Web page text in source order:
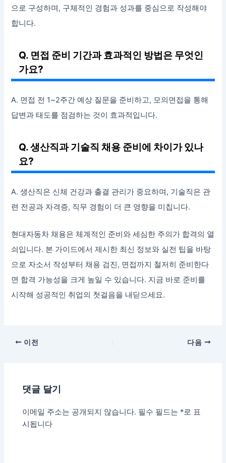
으로 구성하며, 구체적인 경험과 성과를 중심으로 작성해야
합니다.
Q. 면접 준비 기간과 효과적인 방법은 무엇인
가요?
A. 면접 전 1~2주간 예상 질문을 준비하고, 모의면접을 통해
답변과 태도를 점검하는 것이 효과적입니다.
Q. 생산직과 기술직 채용 준비에 차이가 있나
요?
A. 생산직은 신체 건강과 출결 관리가 중요하며, 기술직은 관
련 전공과 자격증, 직무 경험이 더 큰 영향을 미칩니다.
현대자동차 채용은 체계적인 준비와 세심한 주의가 합격의 열
쇠입니다. 본 가이드에서 제시한 최신 정보와 실전 팁을 바탕
으로 자소서 작성부터 채용 검진, 면접까지 철저히 준비한다
면 합격 가능성을 크게 높일 수 있습니다. 지금 바로 준비를
시작해 성공적인 취업의 첫걸음을 내딛으세요.
이전 다음
댓글 달기
이메일 주소는 공개되지 않습니다. 필수 필드는 *로 표
시됩니다